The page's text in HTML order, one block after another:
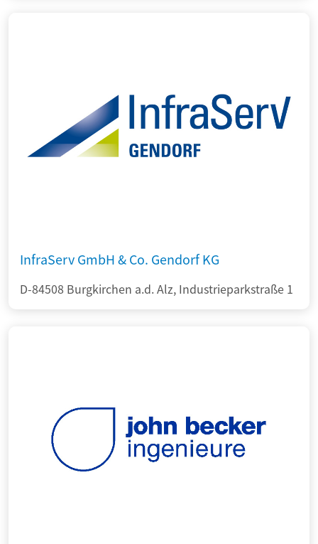
InfraServ GmbH & Co. Gendorf KG
D-84508 Burgkirchen a.d. Alz, Industrieparkstraße 1